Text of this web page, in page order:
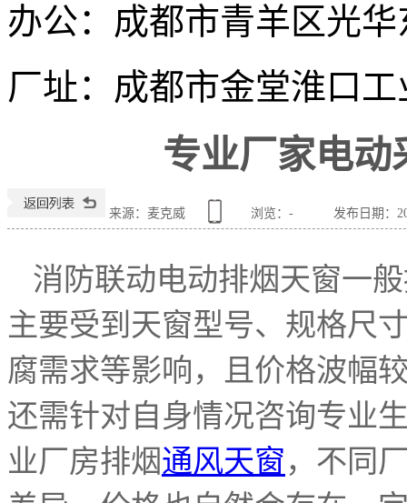
办公： 成都市青羊区光
厂址： 成都市金堂淮口
专业厂家电动
来源：麦克威 浏览： - 发布日期：
消防联动电动排烟天窗一
主要受到天窗型号、规格尺
腐需求等影响，且价格波幅
还需针对自身情况咨询专业
业厂房排烟通风天窗，不同